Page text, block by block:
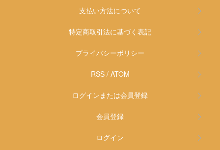
支払い方法について
特定商取引法に基づく表記
プライバシーポリシー
RSS/ ATOM
ログインまたは会員登録
会員登録
ログイン